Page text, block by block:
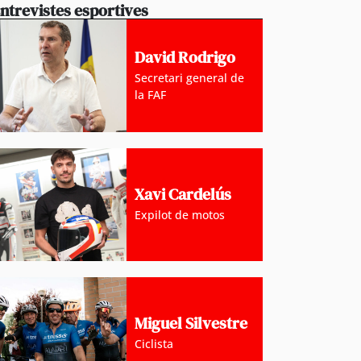
esportives
David Rodrigo
Secretari general de
la FAF
Xavi Cardelús
Expilot de motos
Miguel Silvestre
Ciclista